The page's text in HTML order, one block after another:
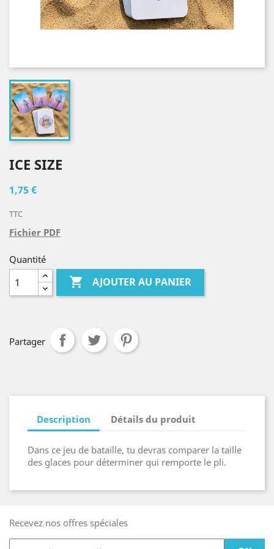
ICE SIZE
1,75 €
TTC
Fichier PDF
Quantité
 AJOUTER AU PANIER
Partager
Description Détails du produit
Dans ce jeu de bataille, tu devras comparer la taille
des glaces pour déterminer qui remporte le pli.
Recevez nos offres spéciales